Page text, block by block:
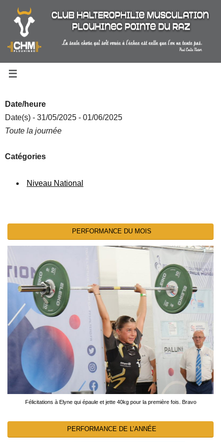
contenu
Date/heure
Date(s) - 31/05/2025 - 01/06/2025
Toute la journée
Catégories
Niveau National
PERFORMANCE DU MOIS
Félicitations à Elyne qui épaule et jette 40kg pour la première fois. Bravo
PERFORMANCE DE L’ANNÉE